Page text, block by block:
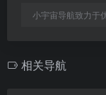
小宇宙导航致力于
相关导航